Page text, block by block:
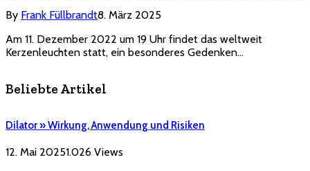
By Frank Füllbrandt8. März 2025
Am 11. Dezember 2022 um 19 Uhr findet das weltweit
Kerzenleuchten statt, ein besonderes Gedenken…
Beliebte Artikel
Dilator » Wirkung, Anwendung und Risiken
12. Mai 20251.026 Views